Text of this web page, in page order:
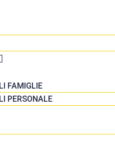
FAMIGLIE
PERSONALE